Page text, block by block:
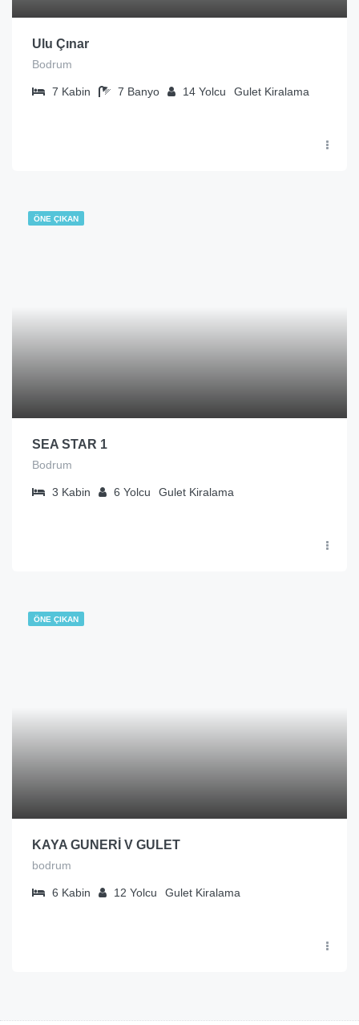
Ulu Çınar
Bodrum
7 Kabin 7 Banyo 14 Yolcu Gulet Kiralama
ÖNE ÇIKAN
SEA STAR 1
Bodrum
3 Kabin 6 Yolcu Gulet Kiralama
ÖNE ÇIKAN
KAYA GUNERİ V GULET
bodrum
6 Kabin 12 Yolcu Gulet Kiralama